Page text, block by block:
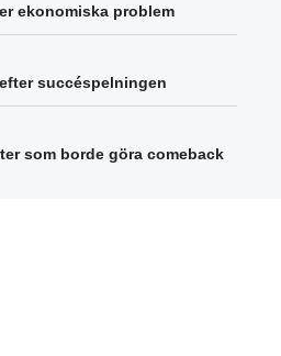
ekonomiska problem
succéspelningen
som borde göra comeback